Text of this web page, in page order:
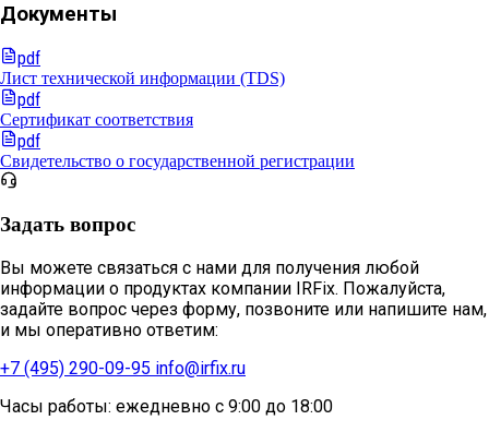
Документы
pdf
Лист технической информации (TDS)
pdf
Сертификат соответствия
pdf
Свидетельство о государственной регистрации
Задать вопрос
Вы можете связаться с нами для получения любой
информации о продуктах компании IRFix. Пожалуйста,
задайте вопрос через форму, позвоните или напишите нам,
и мы оперативно ответим:
+7 (495) 290-09-95 info@irfix.ru
Часы работы: ежедневно с 9:00 до 18:00